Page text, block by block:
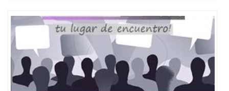
University）圣何塞州立大学（San Jose State
University）圣何塞州立大学（San Jose State
University）圣何塞州立大学（San Jose State
University）圣何塞州立大学学位证（San Jose State
University）圣何塞州立大学学位证（San Jose State
University）圣何塞州立大学学位证（San Jose State
University）圣何塞州立大学（San Jose State
University）圣何塞州立大学（San Jose State